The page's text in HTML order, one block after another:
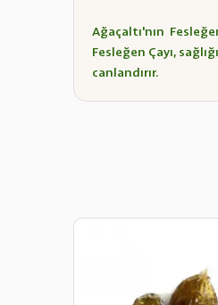
Ağaçaltı'nın
Fesleğen Çayı,
canlandırır.